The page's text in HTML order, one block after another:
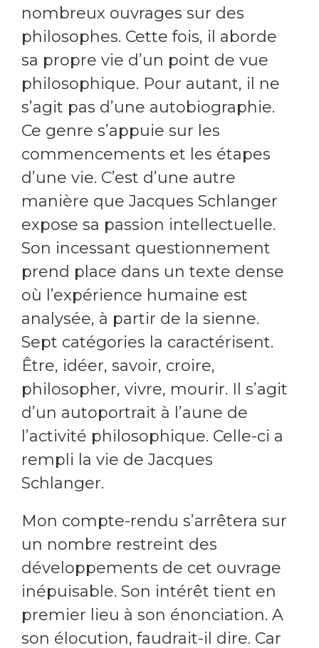
nombreux ouvrages sur des
philosophes. Cette fois, il aborde
sa propre vie d’un point de vue
philosophique. Pour autant, il ne
s’agit pas d’une autobiographie.
Ce genre s’appuie sur les
commencements et les étapes
d’une vie. C’est d’une autre
manière que Jacques Schlanger
expose sa passion intellectuelle.
Son incessant questionnement
prend place dans un texte dense
où l’expérience humaine est
analysée, à partir de la sienne.
Sept catégories la caractérisent.
Être, idéer, savoir, croire,
philosopher, vivre, mourir. Il s’agit
d’un autoportrait à l’aune de
l’activité philosophique. Celle-ci a
rempli la vie de Jacques
Schlanger.
Mon compte-rendu s’arrêtera sur
un nombre restreint des
développements de cet ouvrage
inépuisable. Son intérêt tient en
premier lieu à son énonciation. A
son élocution, faudrait-il dire. Car